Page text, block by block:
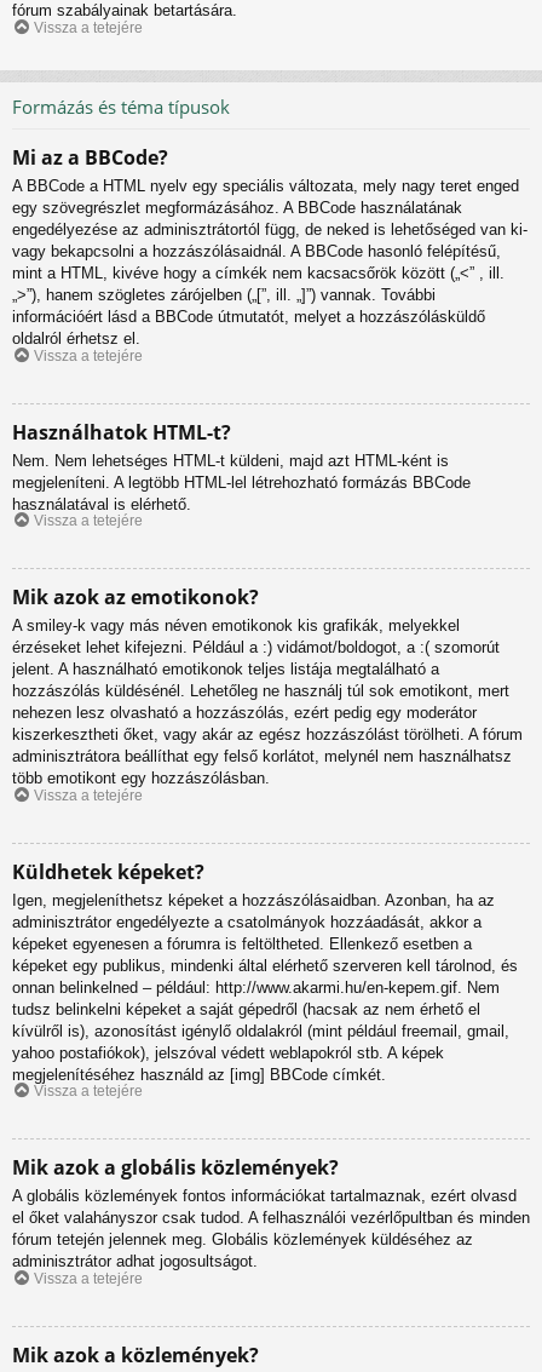
fórum szabályainak betartására.
Vissza a tetejére
Formázás és téma típusok
Mi az a BBCode?
A BBCode a HTML nyelv egy speciális változata, mely nagy teret enged
egy szövegrészlet megformázásához. A BBCode használatának
engedélyezése az adminisztrátortól függ, de neked is lehetőséged van ki-
vagy bekapcsolni a hozzászólásaidnál. A BBCode hasonló felépítésű,
mint a HTML, kivéve hogy a címkék nem kacsacsőrök között („<” , ill.
„>”), hanem szögletes zárójelben („[”, ill. „]”) vannak. További
információért lásd a BBCode útmutatót, melyet a hozzászólásküldő
oldalról érhetsz el.
Vissza a tetejére
Használhatok HTML-t?
Nem. Nem lehetséges HTML-t küldeni, majd azt HTML-ként is
megjeleníteni. A legtöbb HTML-lel létrehozható formázás BBCode
használatával is elérhető.
Vissza a tetejére
Mik azok az emotikonok?
A smiley-k vagy más néven emotikonok kis grafikák, melyekkel
érzéseket lehet kifejezni. Például a :) vidámot/boldogot, a :( szomorút
jelent. A használható emotikonok teljes listája megtalálható a
hozzászólás küldésénél. Lehetőleg ne használj túl sok emotikont, mert
nehezen lesz olvasható a hozzászólás, ezért pedig egy moderátor
kiszerkesztheti őket, vagy akár az egész hozzászólást törölheti. A fórum
adminisztrátora beállíthat egy felső korlátot, melynél nem használhatsz
több emotikont egy hozzászólásban.
Vissza a tetejére
Küldhetek képeket?
Igen, megjeleníthetsz képeket a hozzászólásaidban. Azonban, ha az
adminisztrátor engedélyezte a csatolmányok hozzáadását, akkor a
képeket egyenesen a fórumra is feltöltheted. Ellenkező esetben a
képeket egy publikus, mindenki által elérhető szerveren kell tárolnod, és
onnan belinkelned – például: http://www.akarmi.hu/en-kepem.gif. Nem
tudsz belinkelni képeket a saját gépedről (hacsak az nem érhető el
kívülről is), azonosítást igénylő oldalakról (mint például freemail, gmail,
yahoo postafiókok), jelszóval védett weblapokról stb. A képek
megjelenítéséhez használd az [img] BBCode címkét.
Vissza a tetejére
Mik azok a globális közlemények?
A globális közlemények fontos információkat tartalmaznak, ezért olvasd
el őket valahányszor csak tudod. A felhasználói vezérlőpultban és minden
fórum tetején jelennek meg. Globális közlemények küldéséhez az
adminisztrátor adhat jogosultságot.
Vissza a tetejére
Mik azok a közlemények?